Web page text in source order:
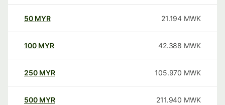
50 MYR 21.194 MWK
100 MYR 42.388 MWK
250 MYR 105.970 MWK
500 MYR 211.940 MWK